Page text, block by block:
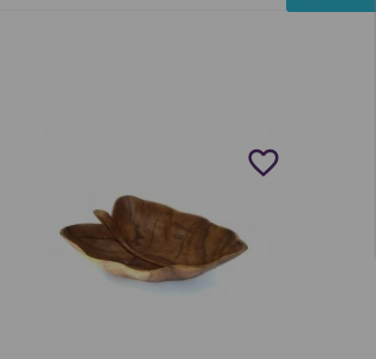
favorite_border